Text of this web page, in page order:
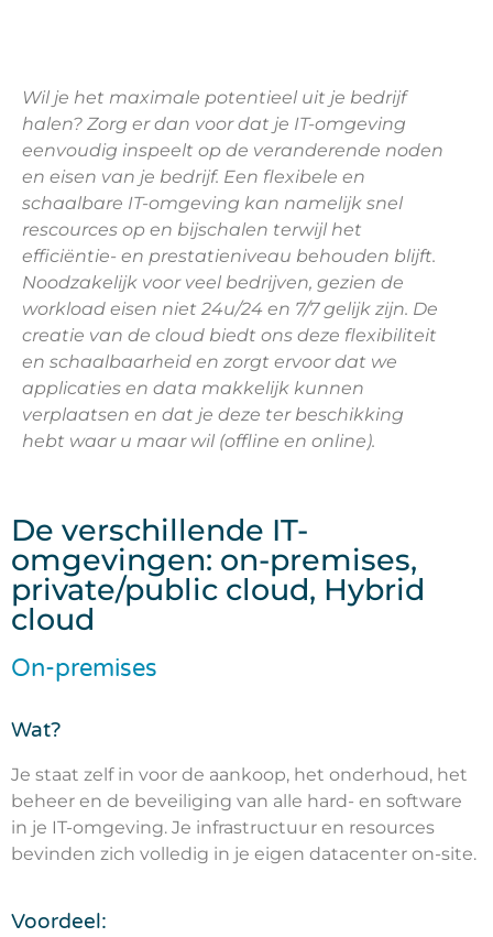
Wil je het maximale potentieel uit je bedrijf
halen? Zorg er dan voor dat je IT-omgeving
eenvoudig inspeelt op de veranderende noden
en eisen van je bedrijf. Een flexibele en
schaalbare IT-omgeving kan namelijk snel
rescources op en bijschalen terwijl het
efficiëntie- en prestatieniveau behouden blijft.
Noodzakelijk voor veel bedrijven, gezien de
workload eisen niet 24u/24 en 7/7 gelijk zijn. De
creatie van de cloud biedt ons deze flexibiliteit
en schaalbaarheid en zorgt ervoor dat we
applicaties en data makkelijk kunnen
verplaatsen en dat je deze ter beschikking
hebt waar u maar wil (offline en online).
De verschillende IT-
omgevingen: on-premises,
private/public cloud, Hybrid
cloud
On-premises
Wat?
Je staat zelf in voor de aankoop, het onderhoud, het
beheer en de beveiliging van alle hard- en software
in je IT-omgeving. Je infrastructuur en resources
bevinden zich volledig in je eigen datacenter on-site.
Voordeel: